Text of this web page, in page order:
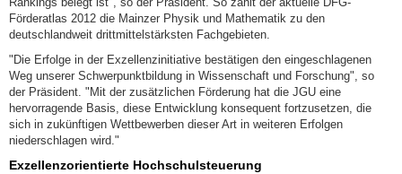
Förderatlas 2012 die Mainzer Physik und Mathematik zu den
deutschlandweit drittmittelstärksten Fachgebieten.
"Die Erfolge in der Exzellenzinitiative bestätigen den eingeschlagenen
Weg unserer Schwerpunktbildung in Wissenschaft und Forschung", so
der Präsident. "Mit der zusätzlichen Förderung hat die JGU eine
hervorragende Basis, diese Entwicklung konsequent fortzusetzen, die
sich in zukünftigen Wettbewerben dieser Art in weiteren Erfolgen
niederschlagen wird."
Exzellenzorientierte Hochschulsteuerung